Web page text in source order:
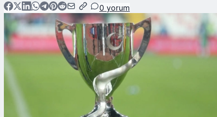
0 yorum